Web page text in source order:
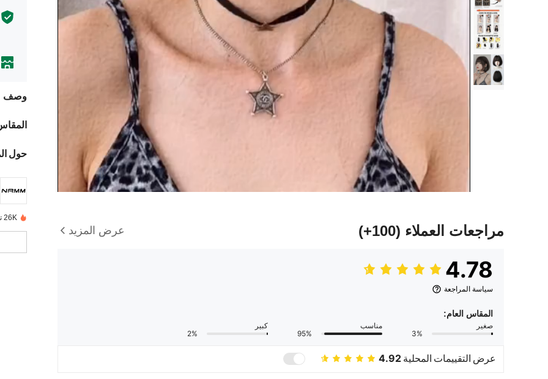
مراجعات العملاء (100+) عرض المزيد
4.78
سياسة المراجعة
المقاس العام:
صغير
3%
مناسب
95%
كبير
2%
عرض التقييمات المحلية 4.92
وصف
حول
26K تم بيعها مؤخرًا